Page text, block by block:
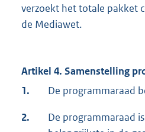
verzoekt het totale pakket
de Mediawet.
Artikel 4. Samenstelling
1.
De programmaraad
2.
De programmaraad